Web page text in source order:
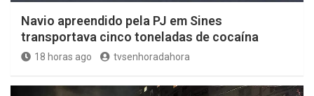
Navio apreendido pela PJ em Sines
transportava cinco toneladas de cocaína
18 horas ago tvsenhoradahora